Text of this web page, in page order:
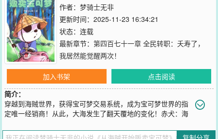
作者： 梦骑士无非
更新时间：2025-11-23 16:34:21
状态：连载
最新章节： 第四百七十一章 全民转职：夭寿了，
我居然能觉醒两次！
加入书架
点击阅读
简介：
穿越到海贼世界，获得宝可梦交易系统，成为宝可梦世界的指
定唯一经销商！从此，大海发生了翻天覆地的变化！赤犬：海
斯：那可说不定！喷火龙，MEGA进化！成为我的火焰吧！！！马林